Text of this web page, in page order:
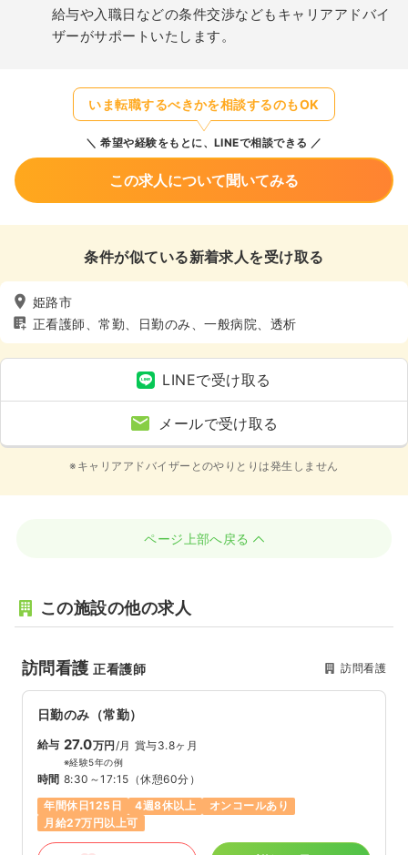
給与や入職日などの条件交渉などもキャリアアドバイ
ザーがサポートいたします。
いま転職するべきかを相談するのもOK
希望や経験をもとに、LINEで相談できる
この求人について聞いてみる
条件が似ている新着求人を受け取る
姫路市
正看護師、常勤、日勤のみ、一般病院、透析
LINEで受け取る
メールで受け取る
※キャリアアドバイザーとのやりとりは発生しません
ページ上部へ戻る
この施設の他の求人
訪問看護正看護師 訪問看護
日勤のみ（常勤）
給与 27.0万円/月 賞与3.8ヶ月
※経験5年の例
時間 8:30～17:15 （休憩60分）
年間休日125日
4週8休以上
オンコールあり
月給27万円以上可